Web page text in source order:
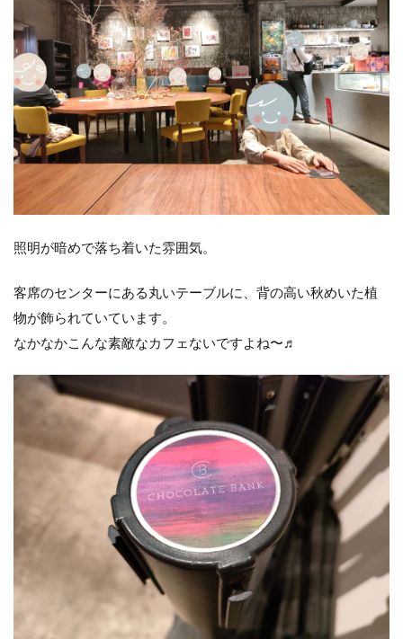
照明が暗めで落ち着いた雰囲気。
客席のセンターにある丸いテーブルに、背の高い秋めいた植
物が飾られていています。
なかなかこんな素敵なカフェないですよね〜♬